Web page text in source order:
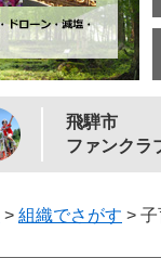
飛騨市
ファンクラ
> 組織でさがす > 子